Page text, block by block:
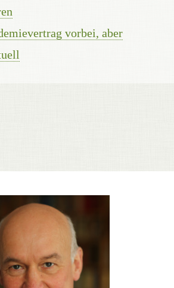
vorbei, aber